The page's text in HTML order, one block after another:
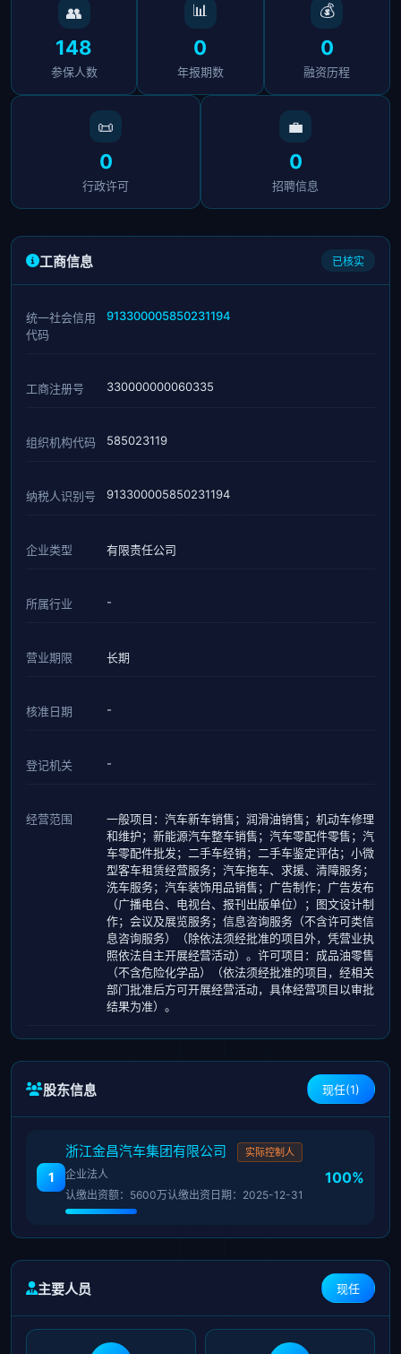
👥
148
参保人数
📊
0
年报期数
💰
0
融资历程
📜
0
行政许可
💼
0
招聘信息
工商信息 已核实
统一社会信用
代码
913300005850231194
工商注册号 330000000060335
组织机构代码 585023119
纳税人识别号 913300005850231194
企业类型 有限责任公司
所属行业 -
营业期限 长期
核准日期 -
登记机关 -
经营范围
一般项目：汽车新车销售；润滑油销售；机动车修理
和维护；新能源汽车整车销售；汽车零配件零售；汽
车零配件批发；二手车经销；二手车鉴定评估；小微
型客车租赁经营服务；汽车拖车、求援、清障服务；
洗车服务；汽车装饰用品销售；广告制作；广告发布
（广播电台、电视台、报刊出版单位）；图文设计制
作；会议及展览服务；信息咨询服务（不含许可类信
息咨询服务）（除依法须经批准的项目外，凭营业执
照依法自主开展经营活动）。许可项目：成品油零售
（不含危险化学品）（依法须经批准的项目，经相关
部门批准后方可开展经营活动，具体经营项目以审批
结果为准）。
股东信息 现任(1)
1
浙江金昌汽车集团有限公司 实际控制人
企业法人
认缴出资额：5600万认缴出资日期：2025-12-31
100%
主要人员 现任